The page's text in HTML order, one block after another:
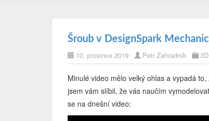
Šroub v DesignSpark
10. prosince 2019 Petr Zahradník
Minulé video mělo velký ohlas a vypadá
jsem vám slíbil, že vás naučím
se na dnešní video: